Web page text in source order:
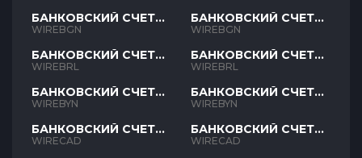
БАНКОВСКИЙ СЧЕТ
BGN
WIREBGN
БАНКОВСКИЙ СЧЕТ
BRL
WIREBRL
БАНКОВСКИЙ СЧЕТ
BYN
WIREBYN
БАНКОВСКИЙ СЧЕТ
CAD
WIRECAD
БАНКОВСКИЙ СЧЕТ
BGN
WIREBGN
БАНКОВСКИЙ СЧЕТ
BRL
WIREBRL
БАНКОВСКИЙ СЧЕТ
BYN
WIREBYN
БАНКОВСКИЙ СЧЕТ
CAD
WIRECAD